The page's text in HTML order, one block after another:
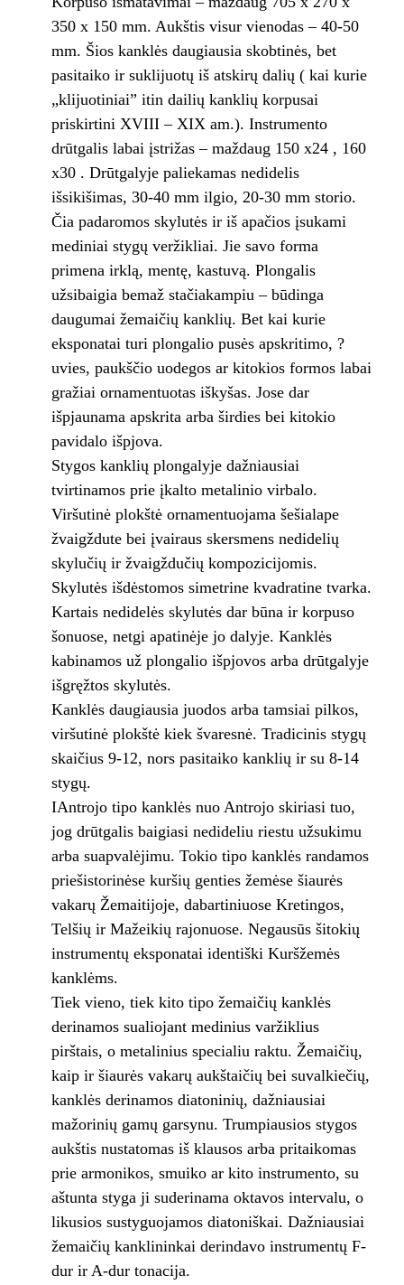
350 x 150 mm. Aukštis visur vienodas – 40-50
mm. Šios kanklės daugiausia skobtinės, bet
pasitaiko ir suklijuotų iš atskirų dalių ( kai kurie
„klijuotiniai” itin dailių kanklių korpusai
priskirtini XVIII – XIX am.). Instrumento
drūtgalis labai įstrižas – maždaug 150 x24 , 160
x30 . Drūtgalyje paliekamas nedidelis
išsikišimas, 30-40 mm ilgio, 20-30 mm storio.
Čia padaromos skylutės ir iš apačios įsukami
mediniai stygų veržikliai. Jie savo forma
primena irklą, mentę, kastuvą. Plongalis
užsibaigia bemaž stačiakampiu – būdinga
daugumai žemaičių kanklių. Bet kai kurie
eksponatai turi plongalio pusės apskritimo, ?
uvies, paukščio uodegos ar kitokios formos labai
gražiai ornamentuotas iškyšas. Jose dar
išpjaunama apskrita arba širdies bei kitokio
pavidalo išpjova.
Stygos kanklių plongalyje dažniausiai
tvirtinamos prie įkalto metalinio virbalo.
Viršutinė plokštė ornamentuojama šešialape
žvaigždute bei įvairaus skersmens nedidelių
skylučių ir žvaigždučių kompozicijomis.
Skylutės išdėstomos simetrine kvadratine tvarka.
Kartais nedidelės skylutės dar būna ir korpuso
šonuose, netgi apatinėje jo dalyje. Kanklės
kabinamos už plongalio išpjovos arba drūtgalyje
išgręžtos skylutės.
Kanklės daugiausia juodos arba tamsiai pilkos,
viršutinė plokštė kiek švaresnė. Tradicinis stygų
skaičius 9-12, nors pasitaiko kanklių ir su 8-14
stygų.
IAntrojo tipo kanklės nuo Antrojo skiriasi tuo,
jog drūtgalis baigiasi nedideliu riestu užsukimu
arba suapvalėjimu. Tokio tipo kanklės randamos
priešistorinėse kuršių genties žemėse šiaurės
vakarų Žemaitijoje, dabartiniuose Kretingos,
Telšių ir Mažeikių rajonuose. Negausūs šitokių
instrumentų eksponatai identiški Kuršžemės
kanklėms.
Tiek vieno, tiek kito tipo žemaičių kanklės
derinamos sualiojant medinius varžiklius
pirštais, o metalinius specialiu raktu. Žemaičių,
kaip ir šiaurės vakarų aukštaičių bei suvalkiečių,
kanklės derinamos diatoninių, dažniausiai
mažorinių gamų garsynu. Trumpiausios stygos
aukštis nustatomas iš klausos arba pritaikomas
prie armonikos, smuiko ar kito instrumento, su
aštunta styga ji suderinama oktavos intervalu, o
likusios sustyguojamos diatoniškai. Dažniausiai
žemaičių kanklininkai derindavo instrumentų F-
dur ir A-dur tonacija.